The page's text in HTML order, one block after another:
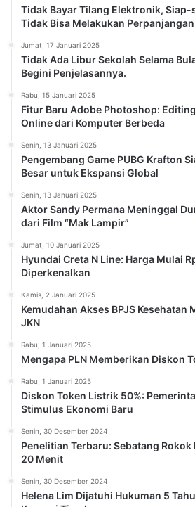
Tidak Bayar Tilang Elektronik, Siap-
Tidak Bisa Melakukan Perpanjangan
Jumat, 17 Januari 2025
Tidak Ada Libur Sekolah Selama
Begini Penjelasannya.
Rabu, 15 Januari 2025
Fitur Baru Adobe Photoshop:
Online dari Komputer Berbeda
Senin, 13 Januari 2025
Pengembang Game PUBG Krafton
Besar untuk Ekspansi Global
Senin, 13 Januari 2025
Aktor Sandy Permana Meninggal
dari Film “Mak Lampir”
Jumat, 10 Januari 2025
Hyundai Creta N Line: Harga Mulai
Diperkenalkan
Kamis, 2 Januari 2025
Kemudahan Akses BPJS
JKN
Rabu, 1 Januari 2025
Mengapa PLN Memberikan Diskon
Rabu, 1 Januari 2025
Diskon Token Listrik 50%:
Stimulus Ekonomi Baru
Senin, 30 Desember 2024
Penelitian Terbaru: Sebatang
20 Menit
Senin, 30 Desember 2024
Helena Lim Dijatuhi Hukuman 5